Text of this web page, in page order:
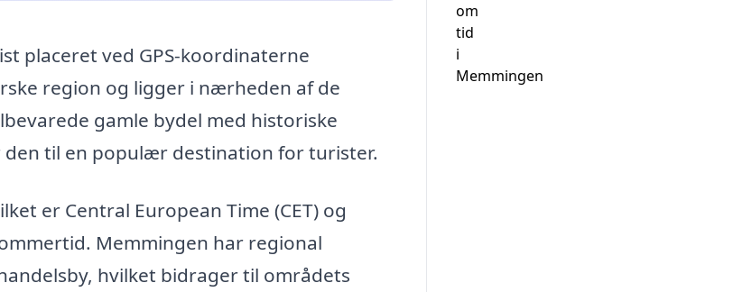
placeret ved GPS-koordinaterne
region og ligger i nærheden af de
gamle bydel med historiske
til en populær destination for turister.
er Central European Time (CET) og
Memmingen har regional
hvilket bidrager til områdets
om
tid
i
Memmingen